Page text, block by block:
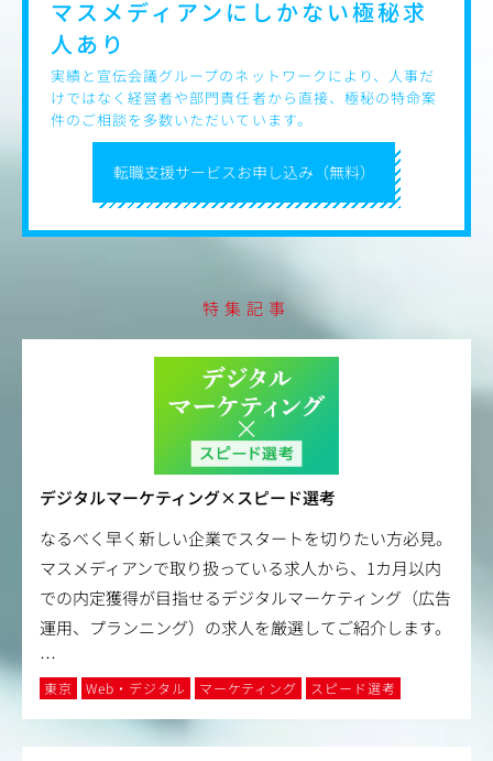
転職支援サービスお申し込み（無料）
マスメディアンにしかない極秘求
人あり
実績と宣伝会議グループのネットワークにより、人事だ
けではなく経営者や部門責任者から直接、極秘の特命案
件のご相談を多数いただいています。
特集記事
デジタルマーケティング×スピード選考
なるべく早く新しい企業でスタートを切りたい方必見。
マスメディアンで取り扱っている求人から、1カ月以内
での内定獲得が目指せるデジタルマーケティング（広告
運用、プランニング）の求人を厳選してご紹介します。
…
東京 Web・デジタル マーケティング スピード選考